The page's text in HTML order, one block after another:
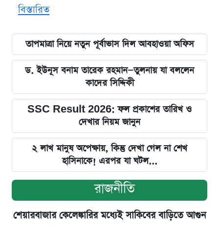
বিস্তারিত
তাপমাত্রা নিয়ে নতুন পূর্বাভাস দিল আবহাওয়া অফিস
ড. ইউনূস বনাম তারেক রহমান—তুলনায় যা বললেন
কাদের সিদ্দিকী
SSC Result 2026: ফল প্রকাশের তারিখ ও
দেখার নিয়ম জানুন
২ লাখ মানুষ অপেক্ষায়, কিন্তু দেখা গেল না শেখ
হাসিনাকে! এরপর যা ঘটল...
রাজনীতি
শেয়ারবাজার কেলেঙ্কারির মধ্যেই সাকিবের বাড়িতে আগুন